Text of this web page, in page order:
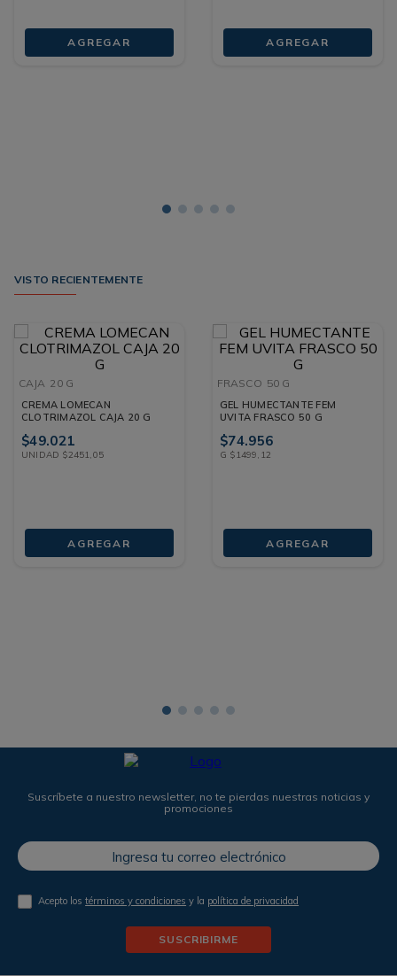
AGREGAR AGREGAR
VISTO RECIENTEMENTE
CAJA 20 G
CREMA LOMECAN
CLOTRIMAZOL CAJA 20 G
$49.021
UNIDAD $2451,05
AGREGAR
FRASCO 50 G
GEL HUMECTANTE FEM
UVITA FRASCO 50 G
$74.956
G $1499, 12
AGREGAR
Suscríbete a nuestro newsletter, no te pierdas nuestras noticias y
promociones
Acepto lostérminos y condiciones y la política de privacidad
SUSCRIBIRME